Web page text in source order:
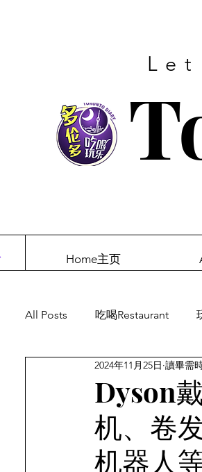
Home主页
All Posts 吃喝Restaurant
餐厅优惠Restaurant's Deals
Dyson
机、卷
机器人
2024年11月25日 讀畢需